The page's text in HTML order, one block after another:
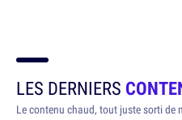
LES DERNIERS
Le contenu chaud, tout juste sorti de